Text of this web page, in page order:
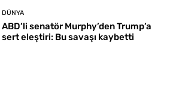
DÜNYA
ABD’li senatör Murphy’den Trump’a
sert eleştiri: Bu savaşı kaybetti